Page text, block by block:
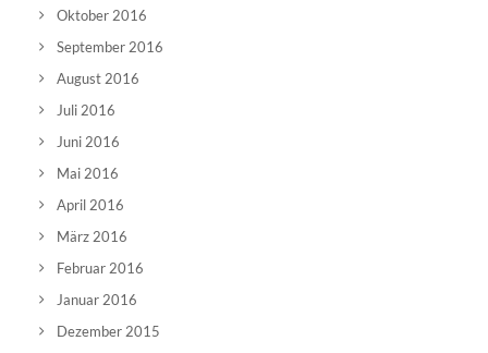
Oktober 2016
September 2016
August 2016
Juli 2016
Juni 2016
Mai 2016
April 2016
März 2016
Februar 2016
Januar 2016
Dezember 2015